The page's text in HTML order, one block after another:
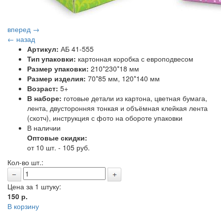
вперед →
← назад
Артикул: АБ 41-555
Тип упаковки: картонная коробка с европодвесом
Размер упаковки: 210*230*18 мм
Размер изделия: 70*85 мм, 120*140 мм
Возраст: 5+
В наборе: готовые детали из картона, цветная бумага,
лента, двусторонняя тонкая и объёмная клейкая лента
(скотч), инструкция с фото на обороте упаковки
В наличии
Оптовые скидки:
от 10 шт. - 105 руб.
Кол-во шт.:
Цена за 1 штуку:
150 р.
В корзину